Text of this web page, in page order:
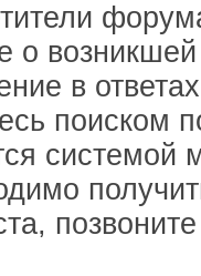
о
в
поиском
системой